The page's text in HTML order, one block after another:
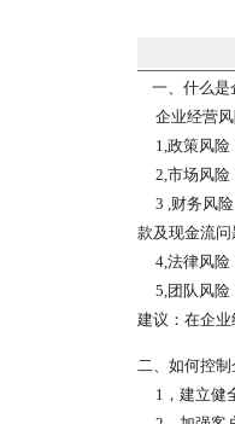
一、什么是
企业经营风
1,政策风险
2,市场风险
3 ,财务风险
款及现金流问
4,法律风险
5,团队风险
建议：在企业
二、如何控
1，建立健